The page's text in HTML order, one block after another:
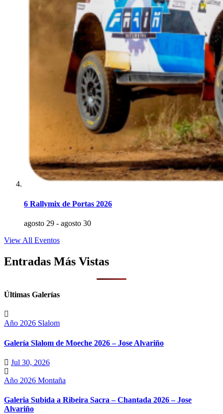
6 Rallymix de Portas 2026
agosto 29 - agosto 30
View All Eventos
Entradas Más Vistas
Últimas Galerías
Año 2026 Slalom
Galería Slalom de Moeche 2026 – Jose Alvariño
Jul 30, 2026
Año 2026 Montaña
Galeria Subida a Ribeira Sacra – Chantada 2026 – Jose
Alvariño